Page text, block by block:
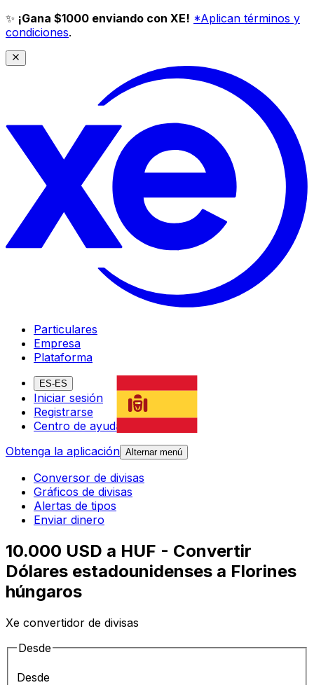
✨ ¡Gana $1000 enviando con XE! *Aplican términos y
condiciones.
Particulares
Empresa
Plataforma
ES-ES
Iniciar sesión
Registrarse
Centro de ayuda
Obtenga la aplicación Alternar menú
Conversor de divisas
Gráficos de divisas
Alertas de tipos
Enviar dinero
10.000 USD a HUF - Convertir
Dólares estadounidenses a Florines
húngaros
Xe convertidor de divisas
Desde
Desde